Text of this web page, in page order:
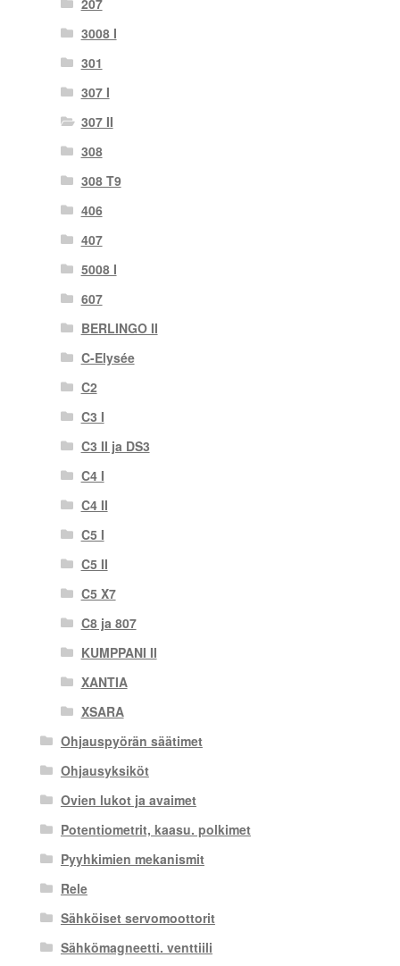
207
3008 I
301
307 I
307 II
308
308 T9
406
407
5008 I
607
BERLINGO II
C-Elysée
C2
C3 I
C3 II ja DS3
C4 I
C4 II
C5 I
C5 II
C5 X7
C8 ja 807
KUMPPANI II
XANTIA
XSARA
Ohjauspyörän säätimet
Ohjausyksiköt
Ovien lukot ja avaimet
Potentiometrit, kaasu. polkimet
Pyyhkimien mekanismit
Rele
Sähköiset servomoottorit
Sähkömagneetti. venttiili